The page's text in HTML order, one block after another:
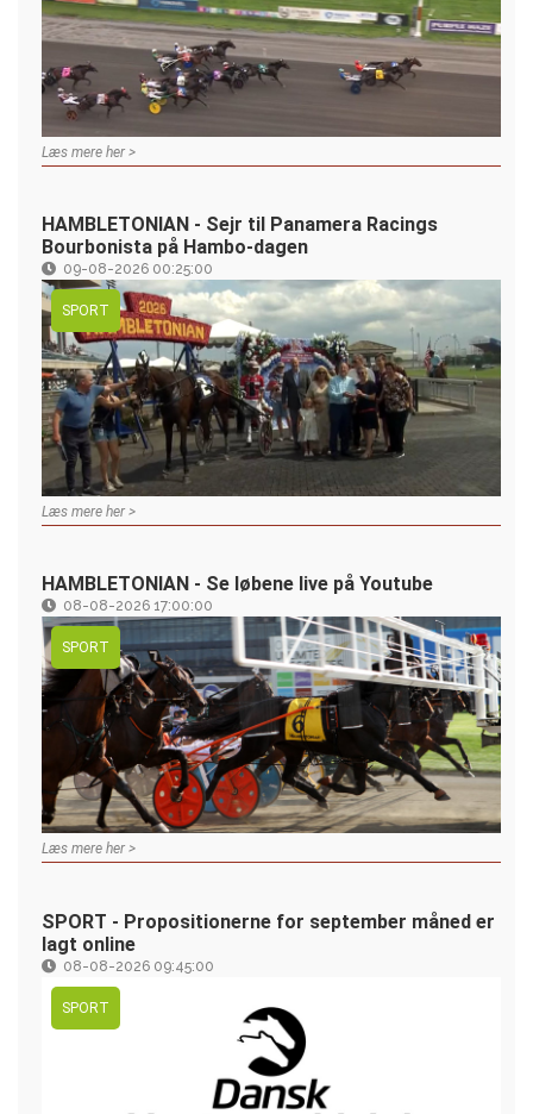
Læs mere her >
HAMBLETONIAN - Sejr til Panamera Racings
Bourbonista på Hambo-dagen
09-08-2026 00:25:00
SPORT
Læs mere her >
HAMBLETONIAN - Se løbene live på Youtube
08-08-2026 17:00:00
SPORT
Læs mere her >
SPORT - Propositionerne for september måned er
lagt online
08-08-2026 09:45:00
SPORT